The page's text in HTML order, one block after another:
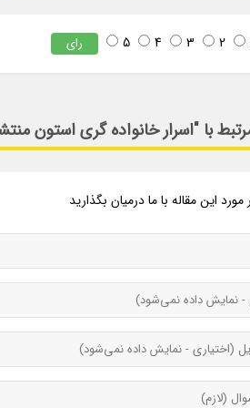
2
3
4
5 رای
با "اسرار خانواده گری استون
این مقاله با ما درمیان بگذارید